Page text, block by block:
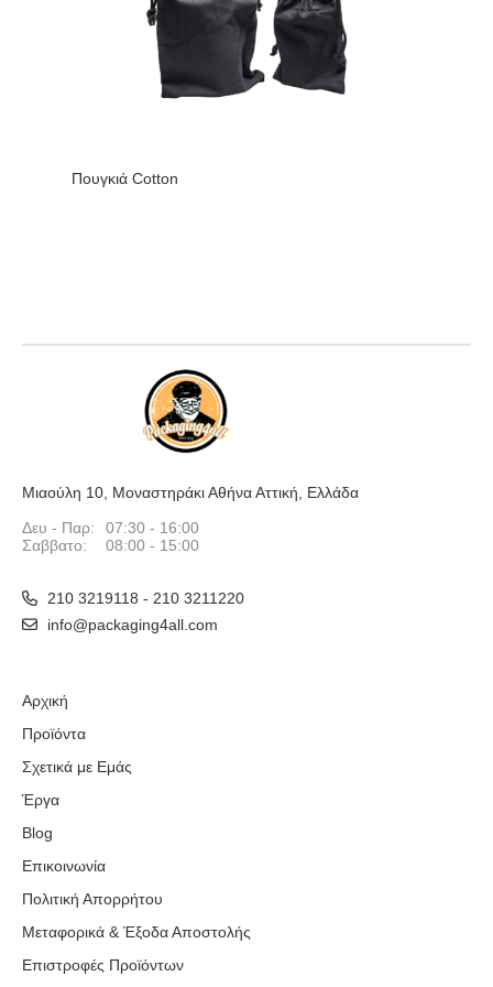
Πουγκιά Cotton
Μιαούλη 10, Μοναστηράκι Αθήνα Αττική, Ελλάδα
Δευ - Παρ:
Σαββατο:
07:30 - 16:00
08:00 - 15:00
210 3219118 - 210 3211220
info@packaging4all.com
Αρχική
Προϊόντα
Σχετικά με Εμάς
Έργα
Blog
Επικοινωνία
Πολιτική Απορρήτου
Μεταφορικά & Έξοδα Αποστολής
Επιστροφές Προϊόντων